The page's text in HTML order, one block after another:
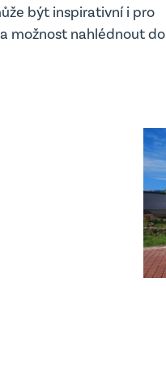
být inspirativní i pro
možnost nahlédnout do